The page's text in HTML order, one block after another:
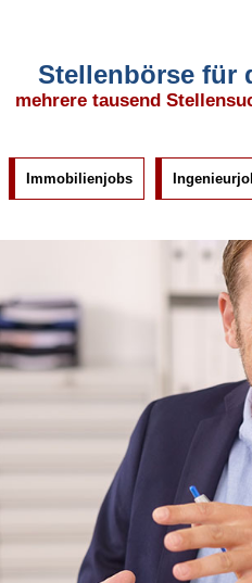
Stellenbörse für
mehrere tausend
Immobilienjobs